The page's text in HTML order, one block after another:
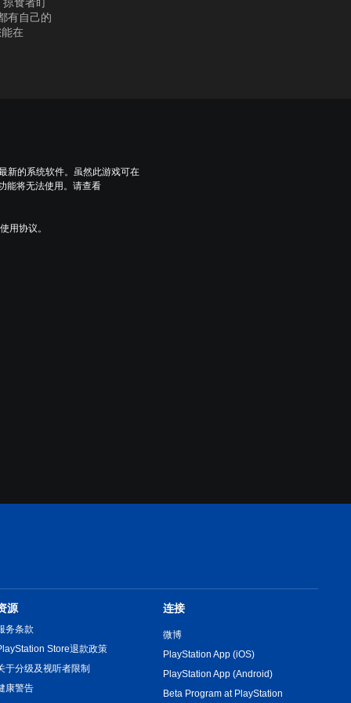
有自己的
在
新的系统软件。虽然此游戏可在
能将无法使用。请查看
用协议。
源
务条款
Store退款政策
于分级及视听者限制
康警告
连接
微博
PlayStation App (iOS)
PlayStation App (Android)
Beta Program at PlayStation